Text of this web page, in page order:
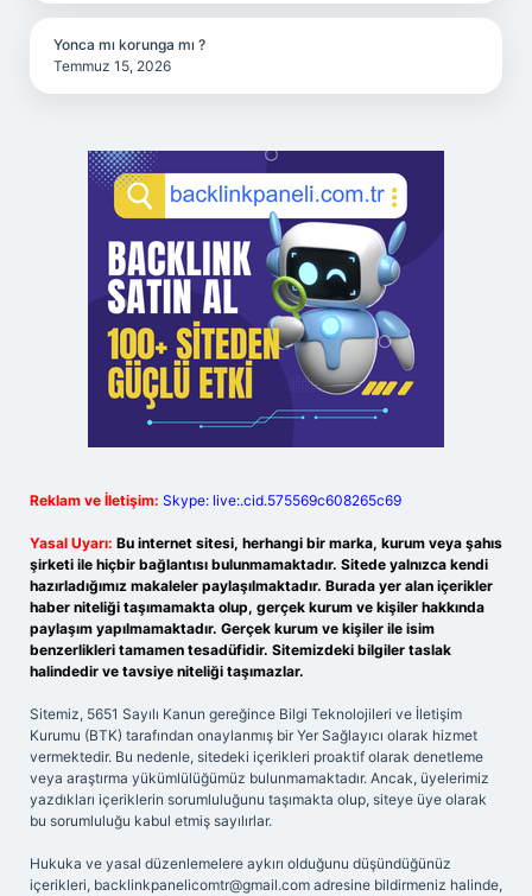
Yonca mı korunga mı ?
Temmuz 15, 2026
Reklam ve İletişim: Skype: live:.cid.575569c608265c69
Yasal Uyarı: Bu internet sitesi, herhangi bir marka, kurum veya şahıs
şirketi ile hiçbir bağlantısı bulunmamaktadır. Sitede yalnızca kendi
hazırladığımız makaleler paylaşılmaktadır. Burada yer alan içerikler
haber niteliği taşımamakta olup, gerçek kurum ve kişiler hakkında
paylaşım yapılmamaktadır. Gerçek kurum ve kişiler ile isim
benzerlikleri tamamen tesadüfidir. Sitemizdeki bilgiler taslak
halindedir ve tavsiye niteliği taşımazlar.
Sitemiz, 5651 Sayılı Kanun gereğince Bilgi Teknolojileri ve İletişim
Kurumu (BTK) tarafından onaylanmış bir Yer Sağlayıcı olarak hizmet
vermektedir. Bu nedenle, sitedeki içerikleri proaktif olarak denetleme
veya araştırma yükümlülüğümüz bulunmamaktadır. Ancak, üyelerimiz
yazdıkları içeriklerin sorumluluğunu taşımakta olup, siteye üye olarak
bu sorumluluğu kabul etmiş sayılırlar.
Hukuka ve yasal düzenlemelere aykırı olduğunu düşündüğünüz
içerikleri, backlinkpanelicomtr@gmail.com adresine bildirmeniz halinde,